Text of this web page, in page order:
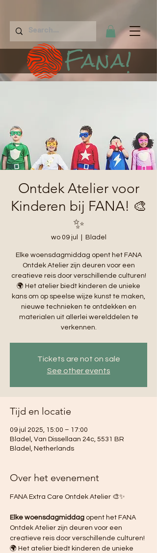
Fana!
Ontdek Atelier voor
Kinderen bij FANA! 🎨
✨
wo 09 jul Bladel
Elke woensdagmiddag opent het FANA
Ontdek Atelier zijn deuren voor een
creatieve reis door verschillende culturen!
🌍 Het atelier biedt kinderen de unieke
kans om op speelse wijze kunst te maken,
nieuwe technieken te ontdekken en
materialen uit allerlei werelddelen te
verkennen.
Tickets are not on sale
See other events
Tijd en locatie
09 jul 2025, 15:00 – 17:00
Bladel, Van Dissellaan 24c, 5531 BR
Bladel, Netherlands
Over het evenement
FANA Extra Care Ontdek Atelier 🎨✨
Elke woensdagmiddag opent het FANA
Ontdek Atelier zijn deuren voor een
creatieve reis door verschillende culturen!
🌍 Het atelier biedt kinderen de unieke